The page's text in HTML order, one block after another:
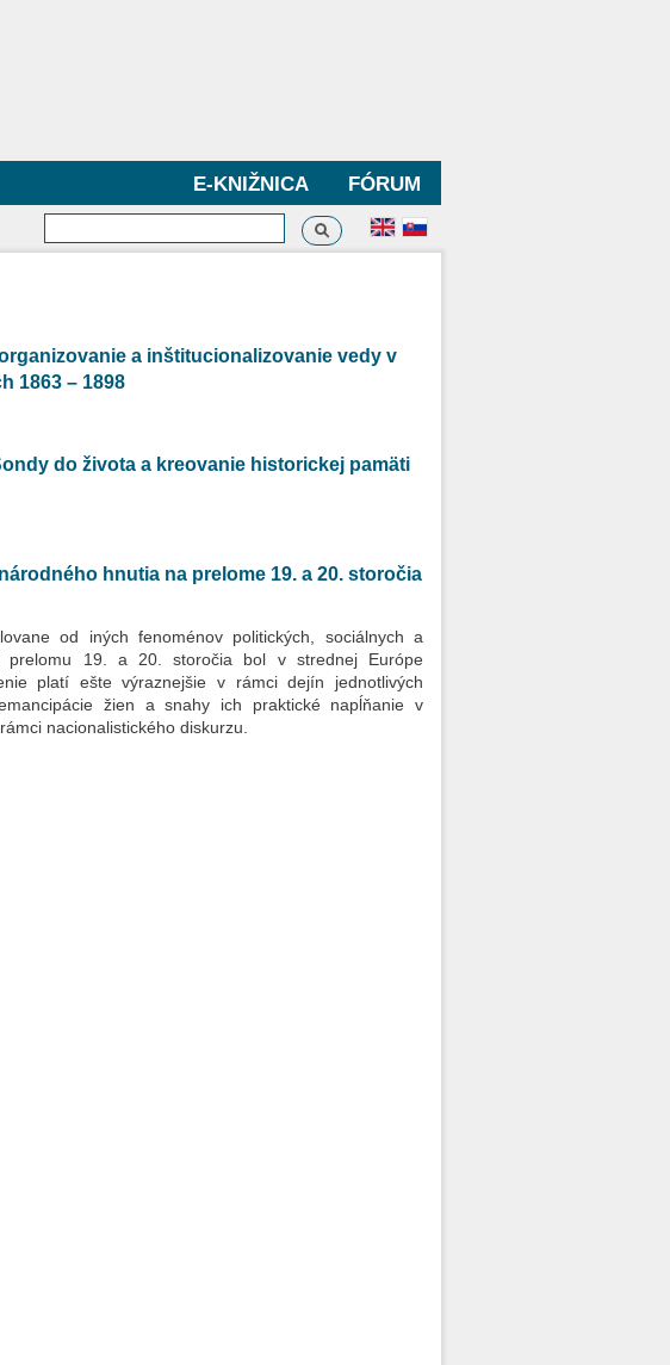
FÓRUM
E-KNIŽNICA
Vyhľadávanie
Vyhľadávanie
a inštitucionalizovanie vedy v
1863 – 1898
do života a kreovanie historickej pamäti
hnutia na prelome 19. a 20. storočia
od iných fenoménov politických, sociálnych a
prelomu 19. a 20. storočia bol v strednej Európe
platí ešte výraznejšie v rámci dejín jednotlivých
žien a snahy ich praktické napĺňanie v
nacionalistického diskurzu.